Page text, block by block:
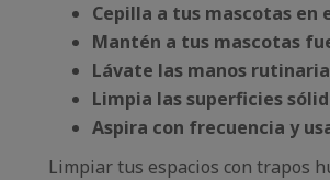
Cepilla a tus mascotas en
Mantén a tus mascotas
Lávate las manos
Limpia las superficies
Aspira con frecuencia y
Limpiar tus espacios con trapos